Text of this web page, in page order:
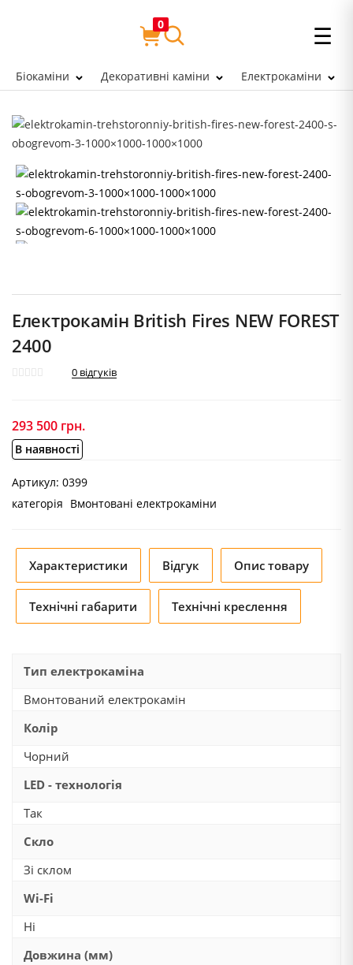
☰
0
Біокаміни Декоративні каміни Електрокаміни
Електрокамін British Fires NEW FOREST
2400
0 відгуків
293 500 грн.
В наявності
Артикул: 0399
категорія Вмонтовані електрокаміни
Характеристики Відгук Опис товару
Технічні габарити Технічні креслення
Тип електрокаміна
Вмонтований електрокамін
Колір
Чорний
LED - технологія
Так
Скло
Зі склом
Wi-Fi
Ні
Довжина (мм)